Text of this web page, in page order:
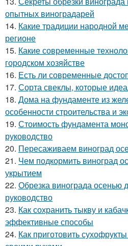
опытных виноградарей
14. Какие традиции народной
регионе
15. Какие современные
городском хозяйстве
16. Есть ли современные
17. Сорта свеклы, которые
18. Дома на фундаменте из
особенности строительства и
19. Стоимость фундамента
руководство
20. Пересаживаем виноград
21. Чем подкормить виноград
укрытием
22. Обрезка винограда осенью
руководство
23. Как сохранить тыкву и
эффективные способы
24. Как приготовить